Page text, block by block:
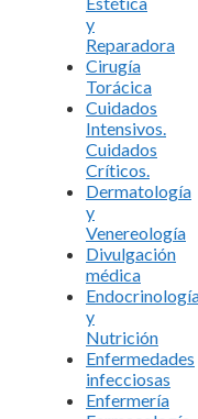
y
Reparadora
Cirugía
Torácica
Cuidados
Intensivos.
Cuidados
Críticos.
Dermatología
y
Venereología
Divulgación
médica
y
Nutrición
Enfermedades
infecciosas
Enfermería